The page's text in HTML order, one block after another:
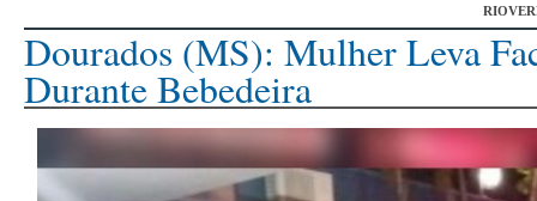
Dourados (MS): Mulher Leva
Durante Bebedeira